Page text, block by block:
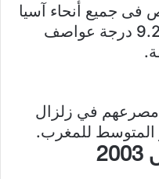
فى جميع أنحاء آسيا
عندما آثار زلزال بلغت قوته 9.2 درجة عواصف
مصرعهم في زلزال
للمغرب.